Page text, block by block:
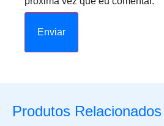
Produtos Relacionados